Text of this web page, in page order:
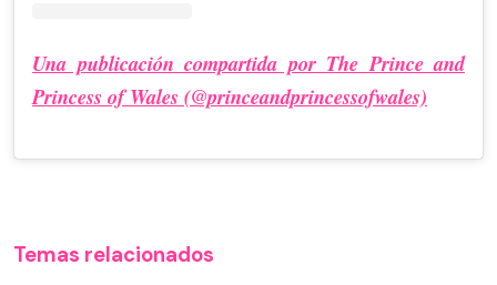
Una publicación compartida por The Prince and
Princess of Wales (@princeandprincessofwales)
Temas relacionados